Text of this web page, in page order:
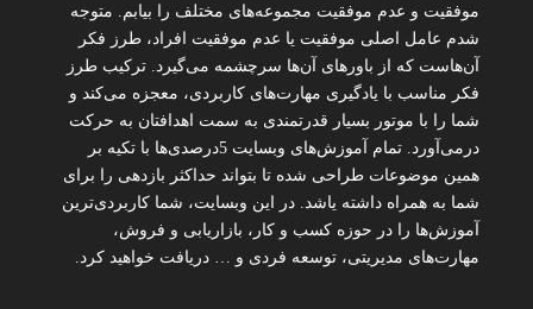
موفقیت و عدم موفقیت مجموعه‌های مختلف را بیابم. متوجه
شدم عامل اصلی موفقیت یا عدم موفقیت افراد، طرز فکر
آن‌هاست که از باورهای آن‌ها سرچشمه می‌گیرد. ترکیب طرز
فکر مناسب با یادگیری مهارت‌های کاربردی، معجزه می‌کند و
شما را با موتور بسیار قدرتمندی به سمت اهدافتان به حرکت
درمی‌آورد. تمام آموزش‌های وبسایت 5درصدی‌ها با تکیه بر
همین موضوعات طراحی شده تا بتواند حداکثر بازدهی را برای
شما به همراه داشته یاشد. در این وبسایت، شما کاربردی‌ترین
آموزش‌ها را در حوزه کسب و کار، بازاریابی و فروش،
مهارت‌های مدیریتی، توسعه فردی و … دریافت خواهید کرد.